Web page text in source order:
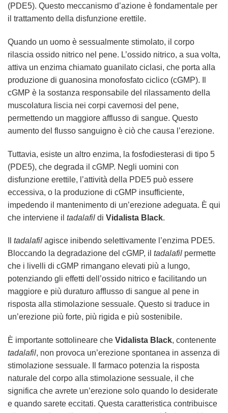
(PDE5). Questo meccanismo d’azione è fondamentale per
il trattamento della disfunzione erettile.
Quando un uomo è sessualmente stimolato, il corpo
rilascia ossido nitrico nel pene. L’ossido nitrico, a sua volta,
attiva un enzima chiamato guanilato ciclasi, che porta alla
produzione di guanosina monofosfato ciclico (cGMP). Il
cGMP è la sostanza responsabile del rilassamento della
muscolatura liscia nei corpi cavernosi del pene,
permettendo un maggiore afflusso di sangue. Questo
aumento del flusso sanguigno è ciò che causa l’erezione.
Tuttavia, esiste un altro enzima, la fosfodiesterasi di tipo 5
(PDE5), che degrada il cGMP. Negli uomini con
disfunzione erettile, l’attività della PDE5 può essere
eccessiva, o la produzione di cGMP insufficiente,
impedendo il mantenimento di un’erezione adeguata. È qui
che interviene il tadalafil di Vidalista Black.
tadalafil agisce inibendo selettivamente l’enzima PDE5.
Bloccando la degradazione del cGMP, il tadalafil permette
che i livelli di cGMP rimangano elevati più a lungo,
potenziando gli effetti dell’ossido nitrico e facilitando un
maggiore e più duraturo afflusso di sangue al pene in
risposta alla stimolazione sessuale. Questo si traduce in
un’erezione più forte, più rigida e più sostenibile.
È importante sottolineare che Vidalista Black, contenente
tadalafil, non provoca un’erezione spontanea in assenza di
stimolazione sessuale. Il farmaco potenzia la risposta
naturale del corpo alla stimolazione sessuale, il che
significa che avrete un’erezione solo quando lo desiderate
e quando sarete eccitati. Questa caratteristica contribuisce